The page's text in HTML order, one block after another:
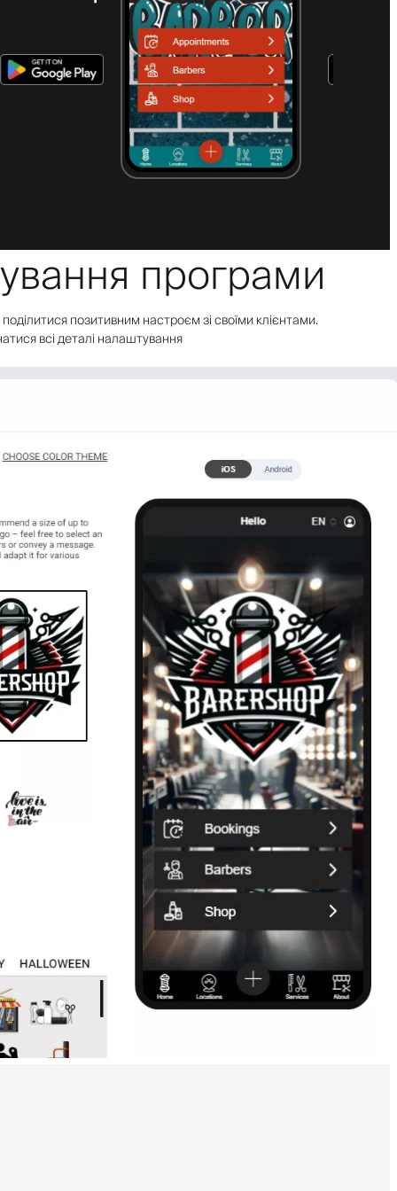
програми
позитивним настроєм зі своїми клієнтами.
всі деталі налаштування